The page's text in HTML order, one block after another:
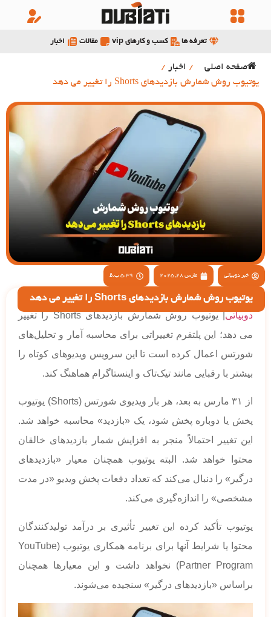
تعرفه ها کسب و کارهای vip مقالات اخبار
صفحه اصلی / اخبار /
یوتیوب روش شمارش بازدیدهای Shorts را تغییر می دهد
خبر دوبیاتی مارس 28, 2025 5:39 ب.ظ
یوتیوب روش شمارش بازدیدهای Shorts را تغییر می دهد
دوبیاتی
| یوتیوب روش شمارش بازدیدهای Shorts را تغییر
می دهد؛ این پلتفرم تغییراتی برای محاسبه آمار و تحلیل‌های
شورتس اعمال کرده است تا این سرویس ویدیوهای کوتاه را
بیشتر با رقبایی مانند تیک‌تاک و اینستاگرام هماهنگ کند.
از ۳۱ مارس به بعد، هر بار ویدیوی شورتس (Shorts) یوتیوب
پخش یا دوباره پخش شود، یک «بازدید» محاسبه خواهد شد.
این تغییر احتمالاً منجر به افزایش شمار بازدیدهای خالقان
محتوا خواهد شد. البته یوتیوب همچنان معیار «بازدیدهای
درگیر» را دنبال می‌کند که تعداد دفعات پخش ویدیو «در مدت
مشخصی» را اندازه‌گیری می‌کند.
یوتیوب تأکید کرده این تغییر تأثیری بر درآمد تولیدکنندگان
محتوا یا شرایط آنها برای برنامه همکاری یوتیوب (YouTube
Partner Program) نخواهد داشت و این معیارها همچنان
براساس «بازدیدهای درگیر» سنجیده می‌شوند.